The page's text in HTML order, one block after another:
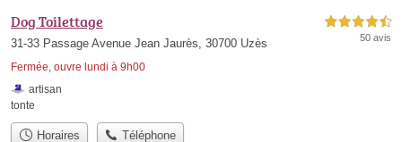
Dog Toilettage
31-33 Passage Avenue Jean Jaurès, 30700 Uzès
Fermée, ouvre lundi à 9h00
4,5 étoiles sur 5
50 avis
artisan
tonte
Horaires Téléphone